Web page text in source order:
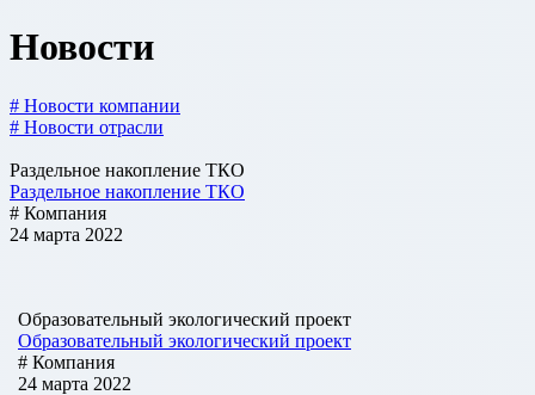
Новости
# Новости компании
# Новости отрасли
Раздельное накопление ТКО
Раздельное накопление ТКО
# Компания
24 марта 2022
Образовательный экологический проект
Образовательный экологический проект
# Компания
24 марта 2022